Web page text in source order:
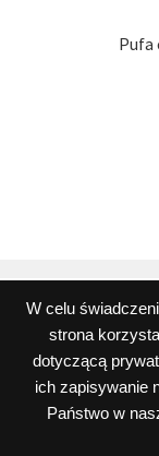
W celu
strona
dotyczącą
ich zapisywanie
Państwo w
Pufa
© Wszystkie
informacje
podlegają
Polityka